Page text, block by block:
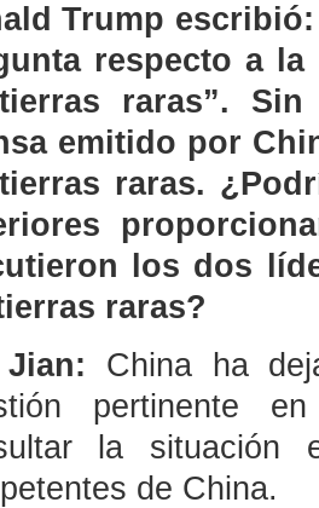
Trump
respecto a
raras”.
emitido por
raras.
los dos
raras?
China ha
pertinente
la situación
de China.